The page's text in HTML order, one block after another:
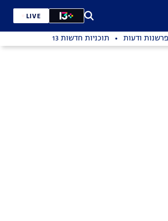
LIVE
פרשנות ודעות תוכניות חדשות 13